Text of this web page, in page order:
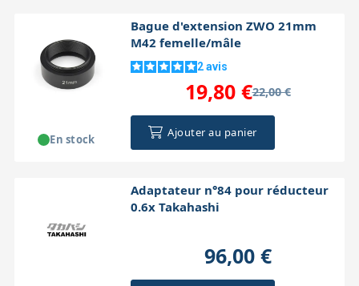
Bague d'extension ZWO 21mm
M42 femelle/mâle
2avis
22,00 €
19,80 €
Ajouter au panier
En stock
Adaptateur n°84 pour réducteur
0.6x Takahashi
96,00 €